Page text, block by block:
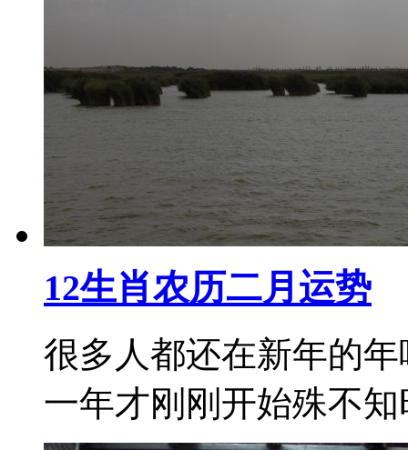
12生肖农历二月运势
很多人都还在新年的
一年才刚刚开始殊不